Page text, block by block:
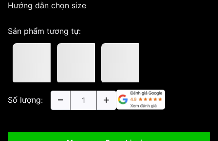
Hướng dẫn chọn size
Sản phẩm tương tự:
Số lượng: